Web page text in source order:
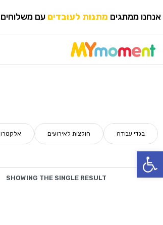
פתח סרגל נגישות
אנחנו ממתגים מתנות לעובדים עם
בגדי עבודה חולצות לאירועים
SHOWING THE SINGLE RESULT